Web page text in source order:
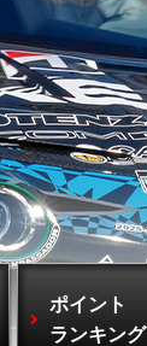
ポイント
ランキング